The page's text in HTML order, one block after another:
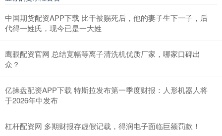
中国期货配资APP下载 比干被赐死后，他的妻子生下一子，后
代得一姓氏，现今已是一大姓
鹰眼配资官网 总结宽幅等离子清洗机优质厂家，哪家口碑出
众？
亿操盘配资APP下载 特斯拉发布第一季度财报：人形机器人将
于2026年中发布
杠杆配资网 多期财报存虚假记载，得润电子面临巨额罚款！